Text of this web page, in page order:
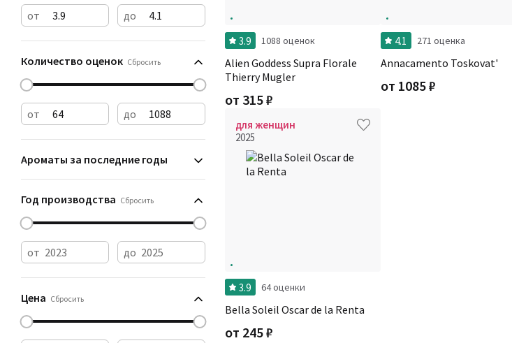
от до
Количество оценок Сбросить
от до
Ароматы за последние годы
Год производства Сбросить
от до
Цена Сбросить
3.9 1088 оценок
Alien Goddess Supra Florale
Thierry Mugler
от 315₽
4.1 271 оценка
Annacamento Toskovat'
от 1085₽
для женщин
2025
3.9 64 оценки
Bella Soleil Oscar de la Renta
от 245₽